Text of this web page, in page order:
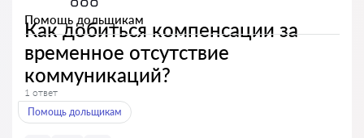
Помощь дольщикам
Как добиться компенсации за
временное отсутствие
коммуникаций?
1 ответ
Помощь дольщикам